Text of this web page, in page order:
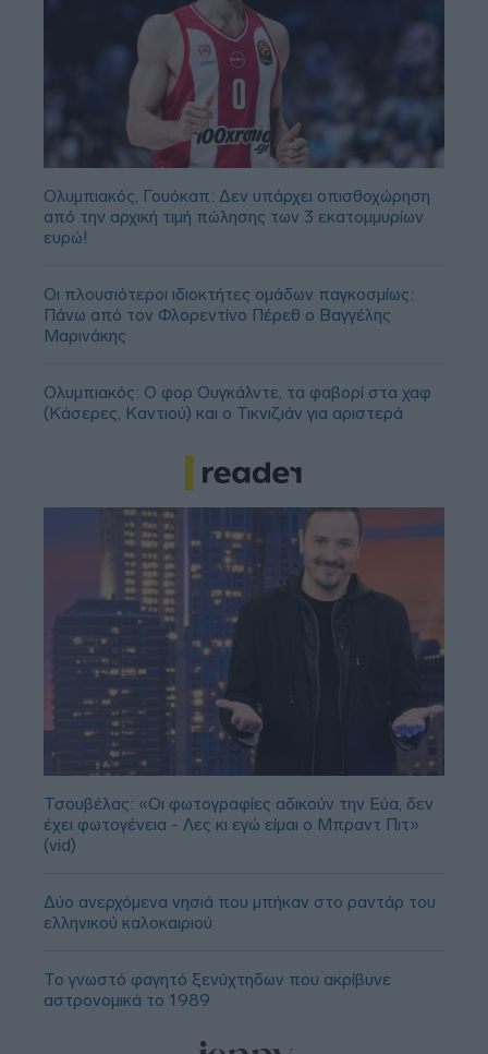
Ολυμπιακός, Γουόκαπ: Δεν υπάρχει οπισθοχώρηση
από την αρχική τιμή πώλησης των 3 εκατομμυρίων
ευρώ!
Οι πλουσιότεροι ιδιοκτήτες ομάδων παγκοσμίως:
Πάνω από τον Φλορεντίνο Πέρεθ ο Βαγγέλης
Μαρινάκης
Ολυμπιακός: Ο φορ Ουγκάλντε, τα φαβορί στα χαφ
(Κάσερες, Καντιού) και ο Τικνιζιάν για αριστερά
Τσουβέλας: «Οι φωτογραφίες αδικούν την Εύα, δεν
έχει φωτογένεια - Λες κι εγώ είμαι ο Μπραντ Πιτ»
(vid)
Δύο ανερχόμενα νησιά που μπήκαν στο ραντάρ του
ελληνικού καλοκαιριού
Το γνωστό φαγητό ξενύχτηδων που ακρίβυνε
αστρονομικά το 1989